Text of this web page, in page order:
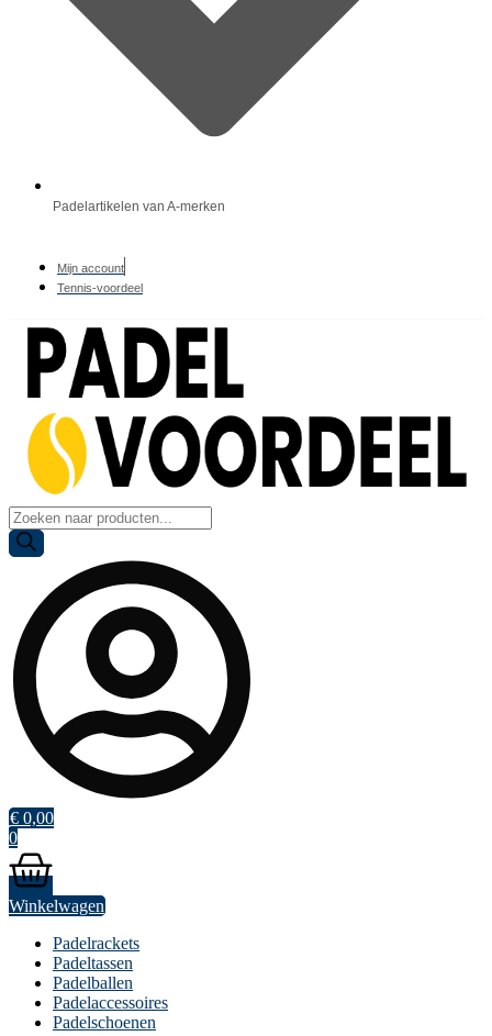
Padelartikelen van A-merken
Mijn account
Tennis-voordeel
Producten
zoeken
€ 0,00
0
Winkelwagen
Padelrackets
Padeltassen
Padelballen
Padelaccessoires
Padelschoenen